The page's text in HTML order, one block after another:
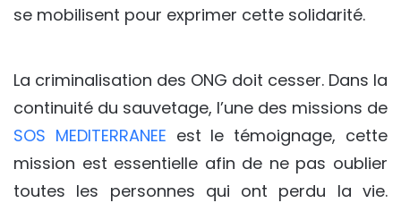
se mobilisent pour exprimer cette solidarité.
La criminalisation des ONG doit cesser. Dans la
continuité du sauvetage, l’une des missions de
SOS MEDITERRANEE est le témoignage, cette
mission est essentielle afin de ne pas oublier
toutes les personnes qui ont perdu la vie.